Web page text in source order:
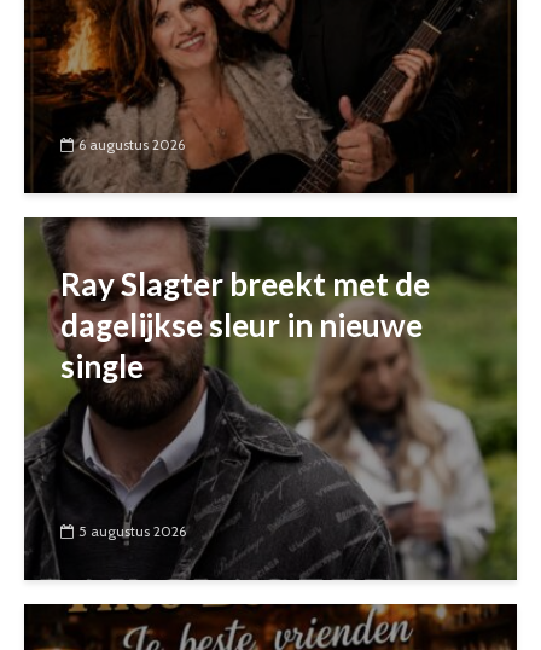
6 augustus 2026
Ray Slagter breekt met de
dagelijkse sleur in nieuwe
single
5 augustus 2026